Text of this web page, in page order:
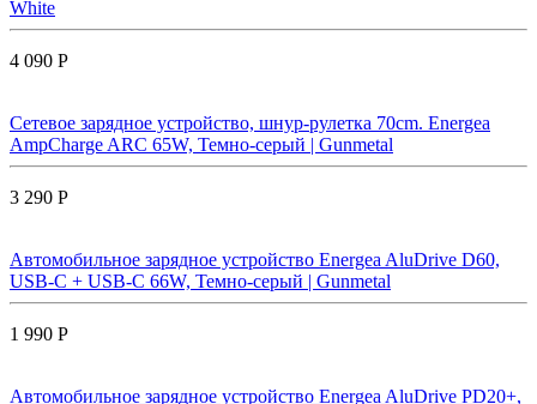
White
4 090 Р
Сетевое зарядное устройство, шнур-рулетка 70cm. Energea
AmpCharge ARC 65W, Темно-серый | Gunmetal
3 290 Р
Автомобильное зарядное устройство Energea AluDrive D60,
USB-C + USB-С 66W, Темно-серый | Gunmetal
1 990 Р
Автомобильное зарядное устройство Energea AluDrive PD20+,